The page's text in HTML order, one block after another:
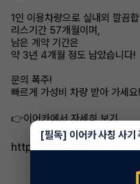
1인 이용차량으로 실내외 깔끔
리스기간 57개월이며,
남은 계약 기간은
약 3년 4개월 정도 남았습니다!
문의 폭주!
빠르게 가성비 차량 받아 가세요!
👉이어카에서 자세히 보기​
https://app.eacar.co.kr/
[필독] 이어카 사칭 사기